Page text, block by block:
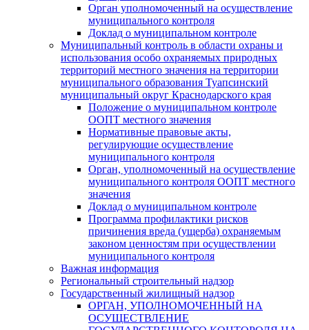
Орган уполномоченный на осуществление
муниципального контроля
Доклад о муниципальном контроле
Муниципальный контроль в области охраны и
использования особо охраняемых природных
территорий местного значения на территории
муниципального образования Туапсинский
муниципальный округ Краснодарского края
Положение о муниципальном контроле
ООПТ местного значения
Нормативные правовые акты,
регулирующие осуществление
муниципального контроля
Орган, уполномоченный на осуществление
муниципального контроля ООПТ местного
значения
Доклад о муниципальном контроле
Программа профилактики рисков
причинения вреда (ущерба) охраняемым
законом ценностям при осуществлении
муниципального контроля
Важная информация
Региональный строительный надзор
Государственный жилищный надзор
ОРГАН, УПОЛНОМОЧЕННЫЙ НА
ОСУЩЕСТВЛЕНИЕ